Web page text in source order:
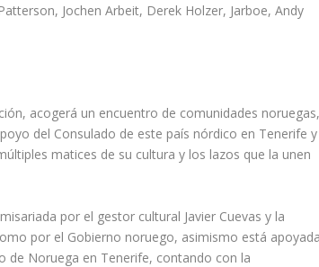
Jochen Arbeit, Derek Holzer, Jarboe, Andy
acogerá un encuentro de comunidades
del Consulado de este país nórdico en Tenerife y
matices de su cultura y los lazos que la unen
por el gestor cultural Javier Cuevas y la
por el Gobierno noruego, asimismo está
de Noruega en Tenerife, contando con la